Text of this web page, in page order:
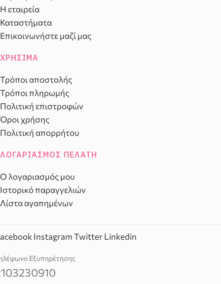
Η εταιρεία
Καταστήματα
Επικοινωνήστε μαζί μας
ΧΡΉΣΙΜΑ
Τρόποι αποστολής
Τρόποι πληρωμής
Πολιτική επιστροφών
Όροι χρήσης
Πολιτική απορρήτου
ΛΟΓΑΡΙΑΣΜΌΣ ΠΕΛΆΤΗ
Ο λογαριασμός μου
Ιστορικό παραγγελιών
Λίστα αγαπημένων
InstagramTwitterLinkedin
Εξυπηρέτησης